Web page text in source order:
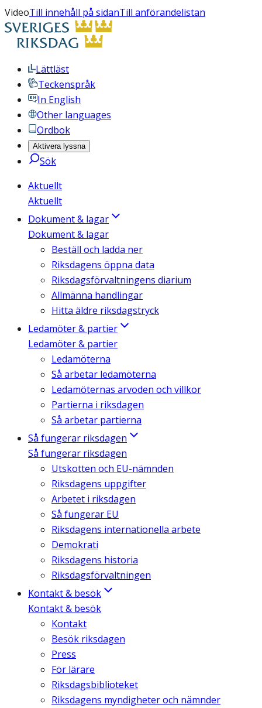
VideoTill innehåll på sidanTill anförandelistan
Lättläst
Teckenspråk
In English
Other languages
Ordbok
Aktivera lyssna
Sök
Aktuellt
Aktuellt
Dokument & lagar
Dokument & lagar
Beställ och ladda ner
Riksdagens öppna data
Riksdagsförvaltningens diarium
Allmänna handlingar
Hitta äldre riksdagstryck
Ledamöter & partier
Ledamöter & partier
Ledamöterna
Så arbetar ledamöterna
Ledamöternas arvoden och villkor
Partierna i riksdagen
Så arbetar partierna
Så fungerar riksdagen
Så fungerar riksdagen
Utskotten och EU-nämnden
Riksdagens uppgifter
Arbetet i riksdagen
Så fungerar EU
Riksdagens internationella arbete
Demokrati
Riksdagens historia
Riksdagsförvaltningen
Kontakt & besök
Kontakt & besök
Kontakt
Besök riksdagen
Press
För lärare
Riksdagsbiblioteket
Riksdagens myndigheter och nämnder